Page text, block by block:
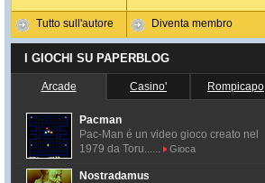
Tutto sull'autore Diventa membro
I GIOCHI SU PAPERBLOG
Arcade Casino' Rompicapo
Pacman
Pac-Man é un video gioco creato nel
1979 da Toru......
Gioca
Nostradamus